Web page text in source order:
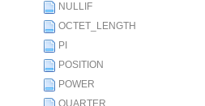
NULLIF
OCTET_LENGTH
PI
POSITION
POWER
QUARTER